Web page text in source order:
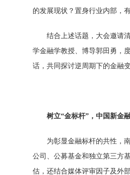
的发展现状？置身行业内部，
结合上述话题，大会邀请
学金融学教授、博导郭田勇，
话，共同探讨逆周期下的金融
树立“金标杆” ， 中国新金
为彰显金融标杆的共性，
公司、公募基金和独立第三方
估，还结合媒体评审因子及外